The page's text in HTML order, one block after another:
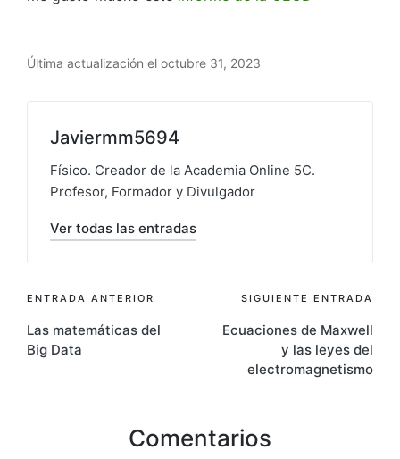
Última actualización el octubre 31, 2023
Javiermm5694
Físico. Creador de la Academia Online 5C.
Profesor, Formador y Divulgador
Ver todas las entradas
ENTRADA ANTERIOR
Las matemáticas del
Big Data
SIGUIENTE ENTRADA
Ecuaciones de Maxwell
y las leyes del
electromagnetismo
Comentarios